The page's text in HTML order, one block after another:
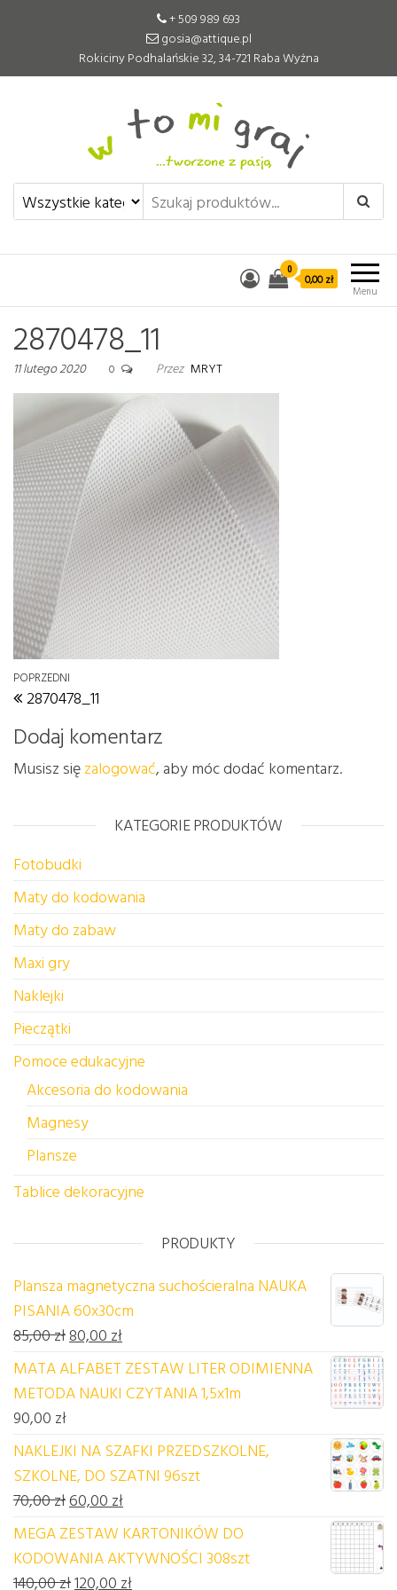
+ 509 989 693
gosia@attique.pl
Rokiciny Podhalańskie 32, 34-721 Raba Wyżna
W to mi graj
Pomoce edukacyjne tworzone z
pasją
Menu
0
0,00 zł
2870478_11
11 lutego 2020 0 Przez MRYT
Nawigacja wpisu
Poprzedni wpis
POPRZEDNI
2870478_11
Dodaj komentarz
Musisz sięzalogować, aby móc dodać komentarz.
KATEGORIE PRODUKTÓW
Fotobudki
Maty do kodowania
Maty do zabaw
Maxi gry
Naklejki
Pieczątki
Pomoce edukacyjne
Akcesoria do kodowania
Magnesy
Plansze
Tablice dekoracyjne
PRODUKTY
Plansza magnetyczna suchościeralna NAUKA
PISANIA 60x30cm
85,00złPierwotna cena wynosiła: 85,00 zł.
80,00 złAktualna cena wynosi: 80,00 zł.
MATA ALFABET ZESTAW LITER ODIMIENNA
METODA NAUKI CZYTANIA 1,5x1m
90,00 zł
NAKLEJKI NA SZAFKI PRZEDSZKOLNE,
SZKOLNE, DO SZATNI 96szt
70,00złPierwotna cena wynosiła: 70,00 zł.
60,00 złAktualna cena wynosi: 60,00 zł.
MEGA ZESTAW KARTONIKÓW DO
KODOWANIA AKTYWNOŚCI 308szt
140,00złPierwotna cena wynosiła: 140,00 zł.
120,00 złAktualna cena wynosi: 120,00 zł.